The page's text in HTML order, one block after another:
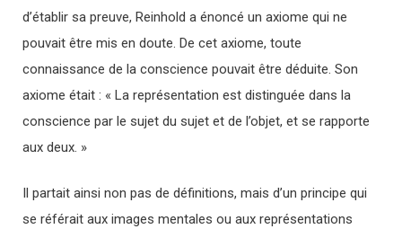
d’établir sa preuve, Reinhold a énoncé un axiome qui ne
pouvait être mis en doute. De cet axiome, toute
connaissance de la conscience pouvait être déduite. Son
axiome était : « La représentation est distinguée dans la
conscience par le sujet du sujet et de l’objet, et se rapporte
aux deux. »
Il partait ainsi non pas de définitions, mais d’un principe qui
se référait aux images mentales ou aux représentations